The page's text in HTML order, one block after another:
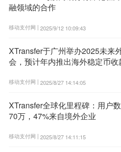
融领域的合作
移动支付网 | 2025/9/12 10:09:43
XTransfer于广州举办2025未来
会，预计年内推出海外稳定币收
移动支付网 | 2025/8/27 14:14:05
XTransfer全球化里程碑：用户
70万，47%来自境外企业
移动支付网 | 2025/8/27 14:11:15